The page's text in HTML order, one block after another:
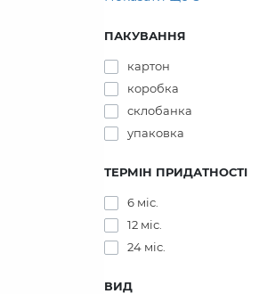
ПАКУВАННЯ
картон
коробка
склобанка
упаковка
ТЕРМІН ПРИДАТНОСТІ
6 міс.
12 міс.
24 міс.
ВИД